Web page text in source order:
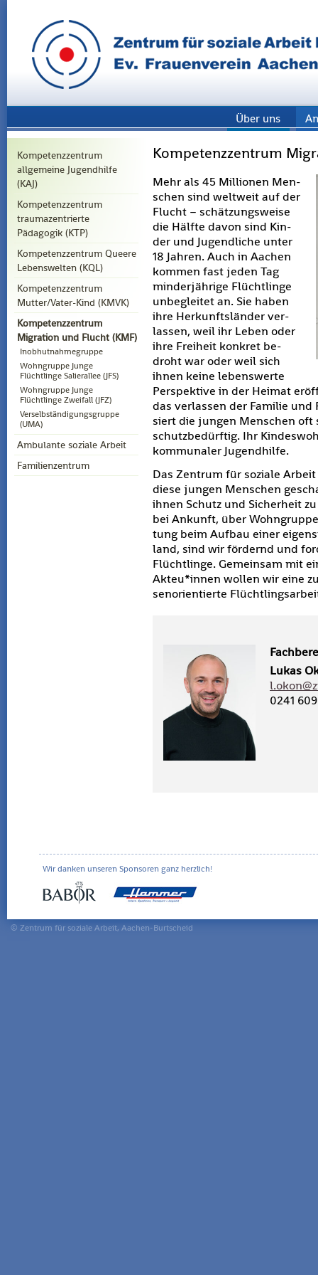
Über uns
Kompetenzzentrum
allgemeine Jugendhilfe
(KAJ)
Kompetenzzentrum
traumazentrierte
Pädagogik (KTP)
Kompetenzzentrum Queere
Lebenswelten (KQL)
Kompetenzzentrum
Mutter/Vater-Kind (KMVK)
Kompetenzzentrum
Migration und Flucht (KMF)
Inobhutnahmegruppe
Wohngruppe Junge
Flüchtlinge Salierallee (JFS)
Wohngruppe Junge
Flüchtlinge Zweifall (JFZ)
Verselbständigungsgruppe
(UMA)
Ambulante soziale Arbeit
Familienzentrum
Kompetenzzentrum
Mehr als 45 Mil­lio­nen Men­
schen sind welt­weit auf der
Flucht – schät­zungs­wei­se
die Hälf­te davon sind Kin­
der und Ju­gend­li­che unter
18 Jah­ren. Auch in Aa­chen
kom­men fast jeden Tag
min­der­jäh­ri­ge Flücht­lin­ge
un­be­glei­tet an. Sie haben
ihre Her­kunfts­län­der ver­
las­sen, weil ihr Leben oder
ihre Frei­heit kon­kret be­
droht war oder weil sich
ihnen keine le­bens­wer­te
Per­spek­ti­ve in der Hei­mat
das ver­las­sen der Fa­mi­lie
siert die jun­gen Men­schen
schutz­be­dürf­tig. Ihr
kom­mu­na­ler Ju­gend­hil­fe.
Das Zen­trum für so­zia­le
diese jun­gen Men­schen
ihnen Schutz und Si­cher­heit
bei An­kunft, über
tung beim Auf­bau einer
land, sind wir för­dernd und
Flücht­lin­ge. Ge­mein­sam mit
Akteu*innen wol­len wir eine
sen­ori­en­tier­te
Lukas
0241
Wir danken unseren Sponsoren ganz herzlich!
© Zentrum für soziale Arbeit, Aachen-Burtscheid